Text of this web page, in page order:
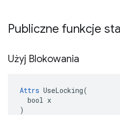
Publiczne funkcje
Użyj Blokowania
Attrs UseLocking(
  bool x
)